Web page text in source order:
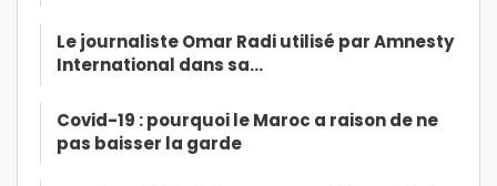
Le journaliste Omar Radi utilisé par Amnesty
International dans sa…
Covid-19 : pourquoi le Maroc a raison de ne
pas baisser la garde